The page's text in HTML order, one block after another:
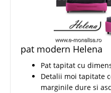
pat modern Helena
Pat tapitat cu
Detalii moi tapitate
marginile dure si